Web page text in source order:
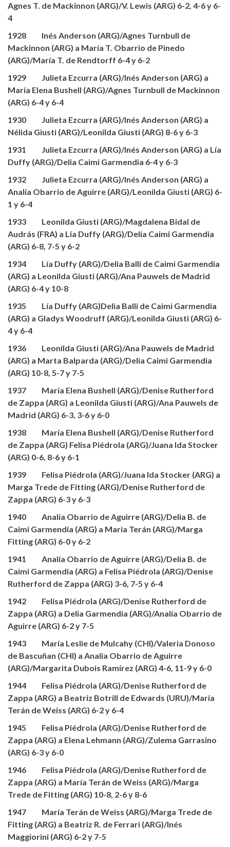
Agnes T. de Mackinnon (ARG)/V. Lewis (ARG) 6-2, 4-6 y 6-
4
1928 Inés Anderson (ARG)/Agnes Turnbull de
Mackinnon (ARG) a María T. Obarrio de Pinedo
(ARG)/María T. de Rendtorff 6-4 y 6-2
1929 Julieta Ezcurra (ARG)/Inés Anderson (ARG) a
María Elena Bushell (ARG)/Agnes Turnbull de Mackinnon
(ARG) 6-4 y 6-4
1930 Julieta Ezcurra (ARG)/Inés Anderson (ARG) a
Nélida Giusti (ARG)/Leonilda Giusti (ARG) 8-6 y 6-3
1931 Julieta Ezcurra (ARG)/Inés Anderson (ARG) a Lía
Duffy (ARG)/Delia Caimi Garmendia 6-4 y 6-3
1932 Julieta Ezcurra (ARG)/Inés Anderson (ARG) a
Analía Obarrio de Aguirre (ARG)/Leonilda Giusti (ARG) 6-
1 y 6-4
1933 Leonilda Giusti (ARG)/Magdalena Bidal de
Audrás (FRA) a Lía Duffy (ARG)/Delia Caimi Garmendia
(ARG) 6-8, 7-5 y 6-2
1934 Lía Duffy (ARG)/Delia Balli de Caimi Garmendia
(ARG) a Leonilda Giusti (ARG)/Ana Pauwels de Madrid
(ARG) 6-4 y 10-8
1935 Lía Duffy (ARG)Delia Balli de Caimi Garmendia
(ARG) a Gladys Woodruff (ARG)/Leonilda Giusti (ARG) 6-
4 y 6-4
1936 Leonilda Giusti (ARG)/Ana Pauwels de Madrid
(ARG) a Marta Balparda (ARG)/Delia Caimi Garmendia
(ARG) 10-8, 5-7 y 7-5
1937 María Elena Bushell (ARG)/Denise Rutherford
de Zappa (ARG) a Leonilda Giusti (ARG)/Ana Pauwels de
Madrid (ARG) 6-3, 3-6 y 6-0
1938 María Elena Bushell (ARG)/Denise Rutherford
de Zappa (ARG) Felisa Piédrola (ARG)/Juana Ida Stocker
(ARG) 0-6, 8-6 y 6-1
1939 Felisa Piédrola (ARG)/Juana Ida Stocker (ARG) a
Marga Trede de Fitting (ARG)/Denise Rutherford de
Zappa (ARG) 6-3 y 6-3
1940 Analía Obarrio de Aguirre (ARG)/Delia B. de
Caimi Garmendia (ARG) a Maria Terán (ARG)/Marga
Fitting (ARG) 6-0 y 6-2
1941 Analía Obarrio de Aguirre (ARG)/Delia B. de
Caimi Garmendia (ARG) a Felisa Piédrola (ARG)/Denise
Rutherford de Zappa (ARG) 3-6, 7-5 y 6-4
1942 Felisa Piédrola (ARG)/Denise Rutherford de
Zappa (ARG) a Delia Garmendia (ARG)/Analía Obarrio de
Aguirre (ARG) 6-2 y 7-5
1943 María Leslie de Mulcahy (CHI)/Valeria Donoso
de Bascuñan (CHI) a Analia Obarrio de Aguirre
(ARG)/Margarita Dubois Ramírez (ARG) 4-6, 11-9 y 6-0
1944 Felisa Piédrola (ARG)/Denise Rutherford de
Zappa (ARG) a Beatriz Botrill de Edwards (URU)/María
Terán de Weiss (ARG) 6-2 y 6-4
1945 Felisa Piédrola (ARG)/Denise Rutherford de
Zappa (ARG) a Elena Lehmann (ARG)/Zulema Garrasino
(ARG) 6-3 y 6-0
1946 Felisa Piédrola (ARG)/Denise Rutherford de
Zappa (ARG) a María Terán de Weiss (ARG)/Marga
Trede de Fitting (ARG) 10-8, 2-6 y 8-6
1947 María Terán de Weiss (ARG)/Marga Trede de
Fitting (ARG) a Beatriz R. de Ferrari (ARG)/Inés
Maggiorini (ARG) 6-2 y 7-5